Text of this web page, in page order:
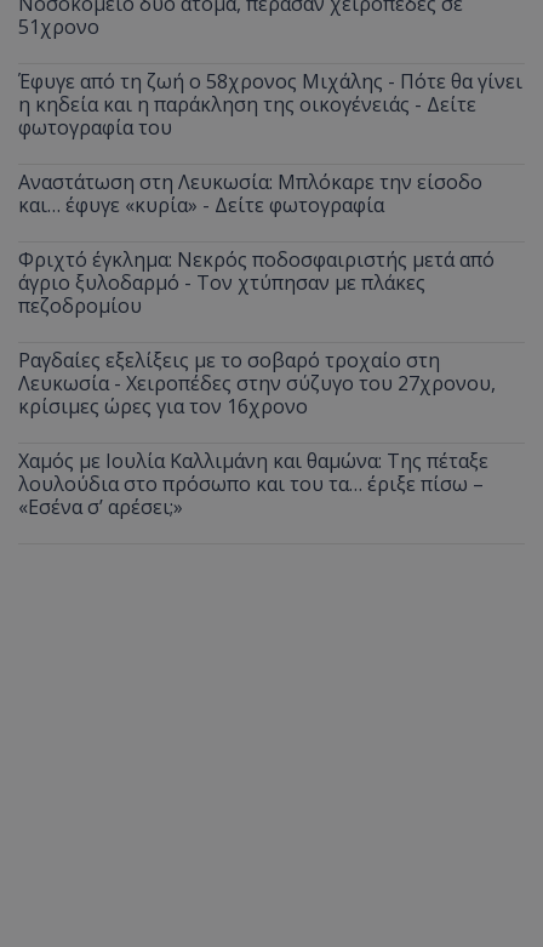
51χρονο
Έφυγε από τη ζωή ο 58χρονος Μιχάλης - Πότε θα γίνει
η κηδεία και η παράκληση της οικογένειάς - Δείτε
φωτογραφία του
Αναστάτωση στη Λευκωσία: Μπλόκαρε την είσοδο
και… έφυγε «κυρία» - Δείτε φωτογραφία
Φριχτό έγκλημα: Νεκρός ποδοσφαιριστής μετά από
άγριο ξυλοδαρμό - Τον χτύπησαν με πλάκες
πεζοδρομίου
Ραγδαίες εξελίξεις με το σοβαρό τροχαίο στη
Λευκωσία - Χειροπέδες στην σύζυγο του 27χρονου,
κρίσιμες ώρες για τον 16χρονο
Χαμός με Ιουλία Καλλιμάνη και θαμώνα: Της πέταξε
λουλούδια στο πρόσωπο και του τα… έριξε πίσω –
«Εσένα σ’ αρέσει;»